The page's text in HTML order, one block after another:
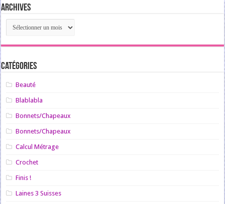
Archives
Archives
Catégories
Beauté
Blablabla
Bonnets/Chapeaux
Bonnets/Chapeaux
Calcul Métrage
Crochet
Finis !
Laines 3 Suisses